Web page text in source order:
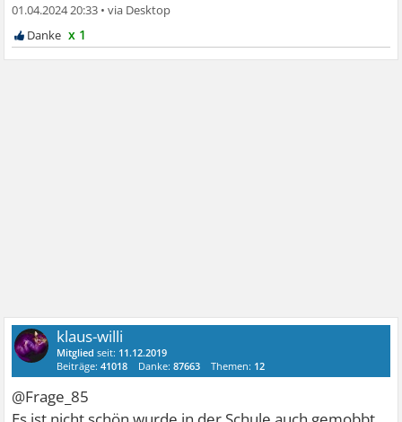
01.04.2024 20:33 •
x 1
klaus-willi
Mitglied seit: 11.12.2019
Beiträge:41018 Danke:87663 Themen: 12
@Frage_85